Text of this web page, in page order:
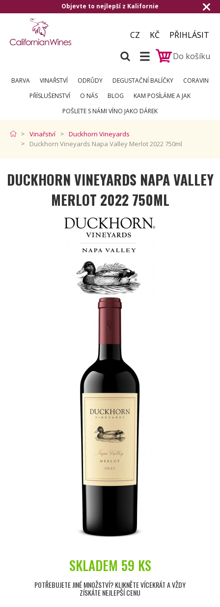
Objevte to nejlepší z Kalifornie
CZ KČ
PŘIHLÁSIT
Do košíku
BARVA VINAŘSTVÍ ODRŮDY DEGUSTAČNÍ BALÍČKY
CORAVIN
PŘÍSLUŠENSTVÍ
O NÁS BLOG
KAM POSÍLÁME A JAK
POŠLETE S NÁMI VÍNO JAKO DÁREK
Vinařství
Duckhorn Vineyards
Duckhorn Vineyards Napa Valley Merlot 2022 750ml
DUCKHORN VINEYARDS NAPA VALLEY
MERLOT 2022 750ML
SKLADEM 59 KS
POTŘEBUJETE JINÉ MNOŽSTVÍ? KLIKNĚTE VÍCEKRÁT A VŽDY
ZÍSKÁTE NEJLEPŠÍ CENU